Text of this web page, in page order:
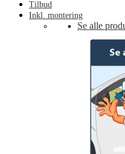
Tilbud
Inkl. montering
Se alle